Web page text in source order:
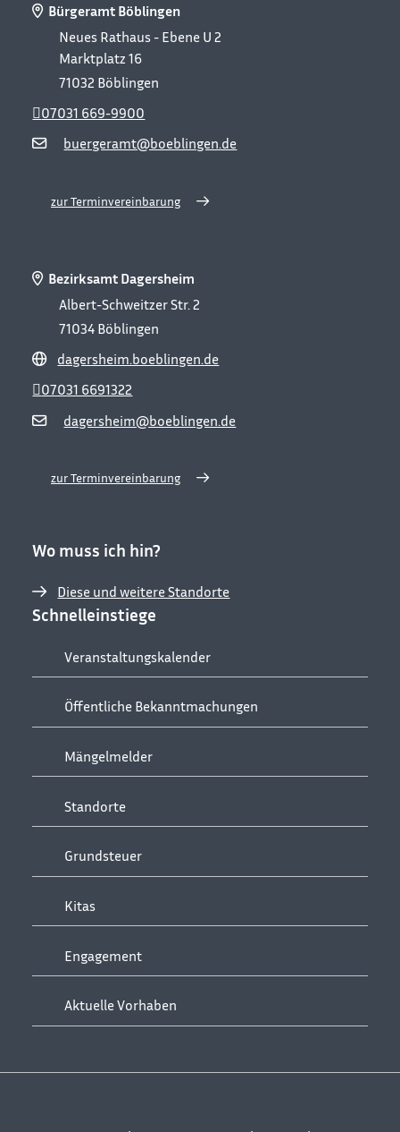
Bürgeramt Böblingen
Neues Rathaus - Ebene U 2
Marktplatz 16
71032 Böblingen
buergeramt@boeblingen.de
07031 669-9900
zur Terminvereinbarung
Bezirksamt Dagersheim
Albert-Schweitzer Str. 2
71034 Böblingen
dagersheim.boeblingen.de
dagersheim@boeblingen.de
07031 6691322
zur Terminvereinbarung
Wo muss ich hin?
Diese und weitere Standorte
Schnelleinstiege
Veranstaltungskalender
Öffentliche Bekanntmachungen
Mängelmelder
Standorte
Grundsteuer
Kitas
Engagement
Aktuelle Vorhaben